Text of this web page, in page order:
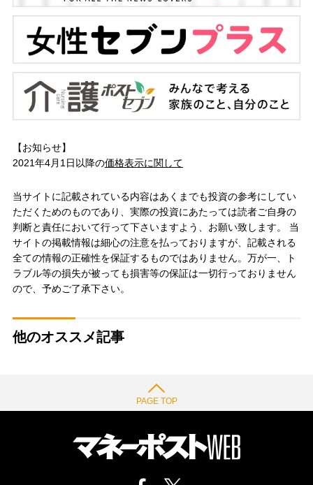
【お知らせ】
2021年4月1日以降の価格表示に関して
当サイトに記載されている内容はあくまでも投資の参考にしてい
ただくためのものであり、実際の投資にあたっては読者ご自身の
判断と責任において行って下さいますよう、お願い致します。 当
サイトの掲載情報は細心の注意を払っておりますが、記載される
全ての情報の正確性を保証するものではありません。万が一、ト
ラブル等の損失が被っても損害等の保証は一切行っておりません
ので、予めご了承下さい。
他のオススメ記事
PAGE TOP